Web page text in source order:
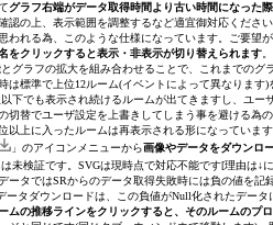
グラフ右端がデータ取得時間より古い時間になった
認の上、表示範囲を調整するなど適宜御対応ください
われる為、このような仕様になっています。ご要望
をクリックすると表示・非表示が切り替えられます
グラフの拡大を組み合わせることで、これまでの
は標準で上位12ルーム(イベントによって異なります)
下でも表示され続けるルームが出てきますし、ユ
切替でユーザ設定を上書きしてしまう事を避ける為
以上に入ったルームは再表示される形になっていま
」のアイコンメニューから画像やデータをダウンロ
未検証です。SVGは現時点で対応不能です[理由は↓に
ータではSRからのデータ取得失敗時には負の値を記
ータダウンロードは、この負値がNull化されたデータ
ムの推移ラインをクリックすると、そのルームのプ